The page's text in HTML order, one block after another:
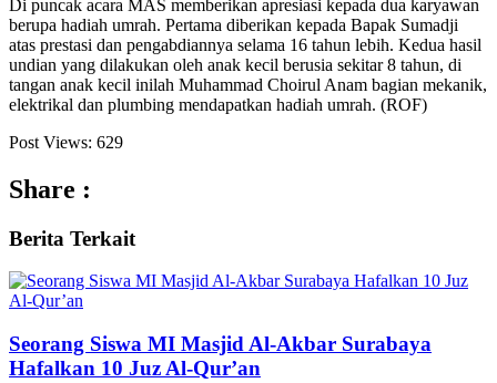
Di puncak acara MAS memberikan apresiasi kepada dua karyawan
berupa hadiah umrah. Pertama diberikan kepada Bapak Sumadji
atas prestasi dan pengabdiannya selama 16 tahun lebih. Kedua hasil
undian yang dilakukan oleh anak kecil berusia sekitar 8 tahun, di
tangan anak kecil inilah Muhammad Choirul Anam bagian mekanik,
elektrikal dan plumbing mendapatkan hadiah umrah. (ROF)
Post Views: 629
Share :
Berita Terkait
Seorang Siswa MI Masjid Al-Akbar Surabaya
Hafalkan 10 Juz Al-Qur’an